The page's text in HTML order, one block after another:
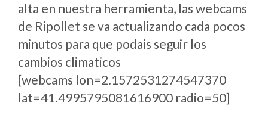
alta en nuestra herramienta, las webcams
de Ripollet se va actualizando cada pocos
minutos para que podais seguir los
cambios climaticos
[webcams lon=2.1572531274547370
lat=41.4995795081616900 radio=50]